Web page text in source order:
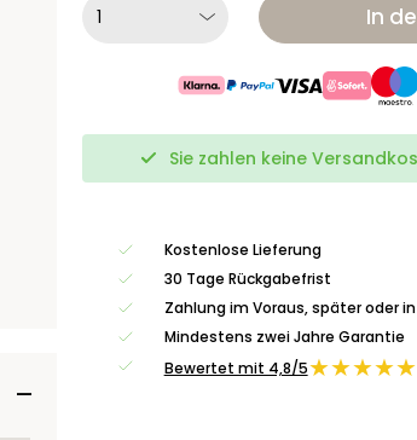
In
Sie zahlen keine
Kostenlose Lieferung
30 Tage Rückgabefrist
Zahlung im Voraus, später oder
Mindestens zwei Jahre Garantie
Bewertet mit 4,8/5★★★★★